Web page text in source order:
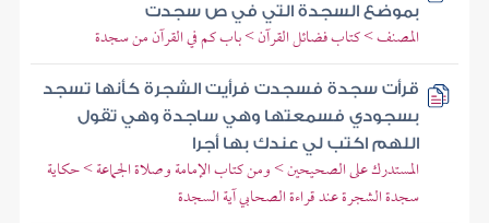
بموضع السجدة التي في ص سجدت
المصنف > كتاب فضائل القرآن > باب كم في القرآن من سجدة
قرأت سجدة فسجدت فرأيت الشجرة كأنها تسجد
بسجودي فسمعتها وهي ساجدة وهي تقول
اللهم اكتب لي عندك بها أجرا
المستدرك على الصحيحين > ومن كتاب الإمامة وصلاة الجماعة > حكاية
سجدة الشجرة عند قراءة الصحابي آية السجدة